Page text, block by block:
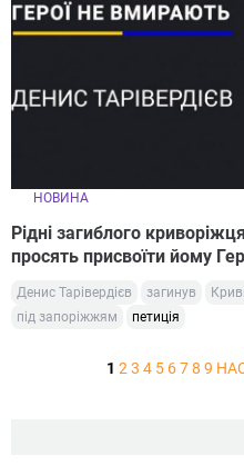
НОВИНА
Рідні загиблого
просять присвоїти йому
Денис Тарівердієв загинув
під запоріжжям
петиція
1 2 3 4 5 6 7 8 9